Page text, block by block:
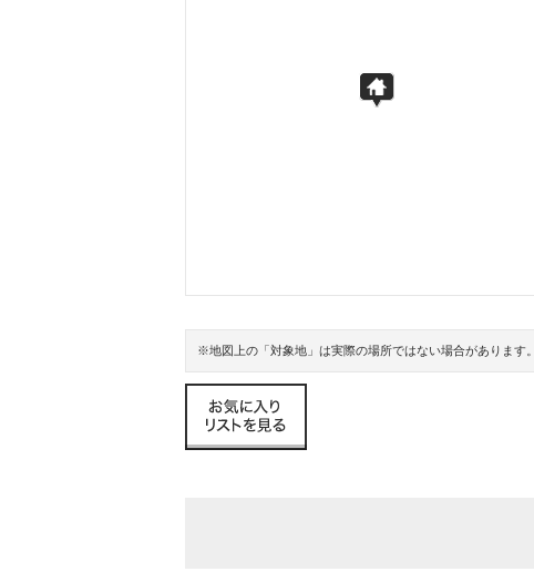
※地図上の「対象地」は実際の場所ではない場合があります